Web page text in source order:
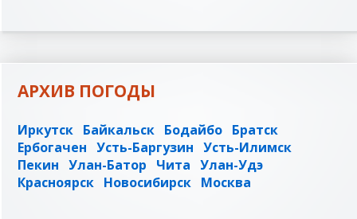
АРХИВ ПОГОДЫ
Иркутск Байкальск Бодайбо Братск
Ербогачен Усть-Баргузин Усть-Илимск
Пекин Улан-Батор Чита Улан-Удэ
Красноярск Новосибирск Москва